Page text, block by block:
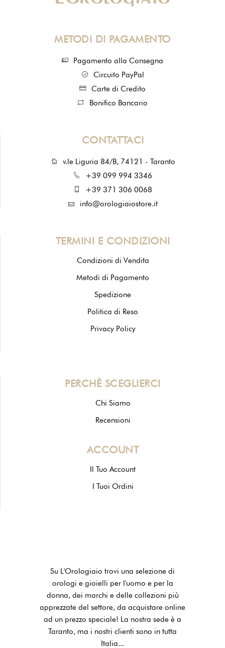
METODI DI PAGAMENTO
Pagamento alla Consegna
Circuito PayPal
Carte di Credito
Bonifico Bancario
CONTATTACI
v.le Liguria 84/B, 74121 - Taranto
+39 099 994 3346
+39 371 306 0068
info@orologiaiostore.it
TERMINI E CONDIZIONI
Condizioni di Vendita
Metodi di Pagamento
Spedizione
Politica di Reso
Privacy Policy
PERCHÈ SCEGLIERCI
Chi Siamo
Recensioni
ACCOUNT
Il Tuo Account
I Tuoi Ordini
Su L'Orologiaio trovi una selezione di
orologi e gioielli per l'uomo e per la
donna, dei marchi e delle collezioni più
apprezzate del settore, da acquistare online
ad un prezzo speciale! La nostra sede è a
Taranto, ma i nostri clienti sono in tutta
Italia...